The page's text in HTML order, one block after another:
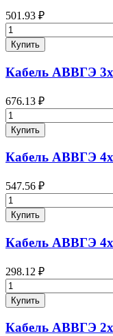
501.93 ₽
Купить
Кабель АВВГЭ
676.13 ₽
Купить
Кабель АВВГЭ
547.56 ₽
Купить
Кабель АВВГЭ
298.12 ₽
Купить
Кабель АВВГЭ